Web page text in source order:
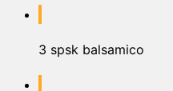
3 spsk balsamico